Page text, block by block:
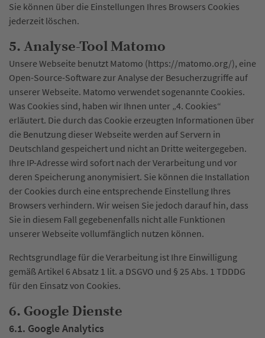
Sie können über die Einstellungen Ihres Browsers Cookies
jederzeit löschen.
5. Analyse-Tool Matomo
Unsere Webseite benutzt Matomo (https://matomo.org/), eine
Open-Source-Software zur Analyse der Besucherzugriffe auf
unserer Webseite. Matomo verwendet sogenannte Cookies.
Was Cookies sind, haben wir Ihnen unter „4. Cookies“
erläutert. Die durch das Cookie erzeugten Informationen über
die Benutzung dieser Webseite werden auf Servern in
Deutschland gespeichert und nicht an Dritte weitergegeben.
Ihre IP-Adresse wird sofort nach der Verarbeitung und vor
deren Speicherung anonymisiert. Sie können die Installation
der Cookies durch eine entsprechende Einstellung Ihres
Browsers verhindern. Wir weisen Sie jedoch darauf hin, dass
Sie in diesem Fall gegebenenfalls nicht alle Funktionen
unserer Webseite vollumfänglich nutzen können.
Rechtsgrundlage für die Verarbeitung ist Ihre Einwilligung
gemäß Artikel 6 Absatz 1 lit. a DSGVO und § 25 Abs. 1 TDDDG
für den Einsatz von Cookies.
6. Google Dienste
6.1. Google Analytics